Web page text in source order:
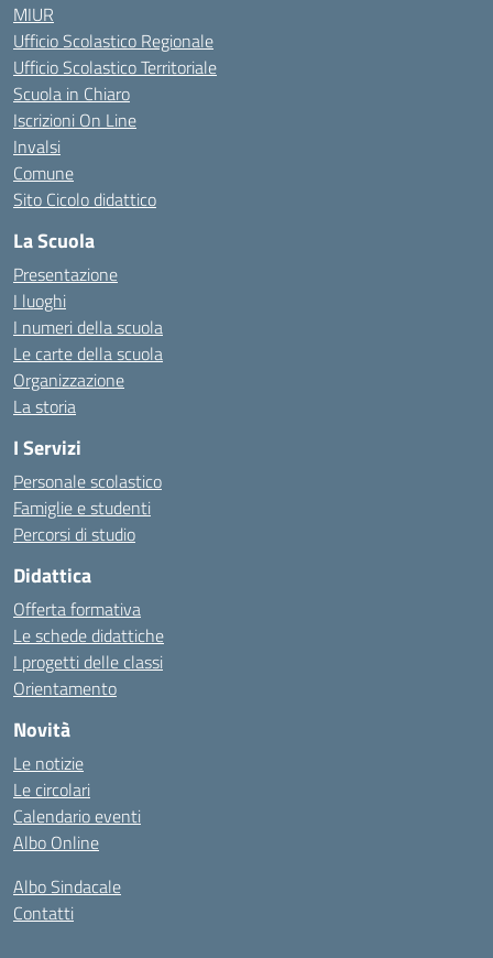
MIUR
Ufficio Scolastico Regionale
Ufficio Scolastico Territoriale
Scuola in Chiaro
Iscrizioni On Line
Invalsi
Comune
Sito Cicolo didattico
La Scuola
Presentazione
I luoghi
I numeri della scuola
Le carte della scuola
Organizzazione
La storia
I Servizi
Personale scolastico
Famiglie e studenti
Percorsi di studio
Didattica
Offerta formativa
Le schede didattiche
I progetti delle classi
Orientamento
Novità
Le notizie
Le circolari
Calendario eventi
Albo Online
Albo Sindacale
Contatti